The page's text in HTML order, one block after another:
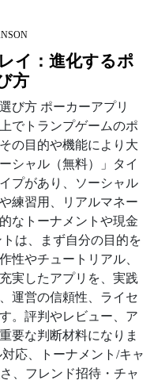
イ：進化するポ
方
び方 ポーカーアプリ
でトランプゲームのポ
の目的や機能により大
シャル（無料）」タイ
プがあり、ソーシャル
練習用、リアルマネー
なトーナメントや現金
は、まず自分の目的を
性やチュートリアル、
実したアプリを、実践
運営の信頼性、ライセ
。評判やレビュー、ア
要な判断材料になりま
応、トーナメント/キャ
、フレンド招待・チャ